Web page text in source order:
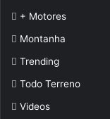
+ Motores
Montanha
Trending
Todo Terreno
Videos